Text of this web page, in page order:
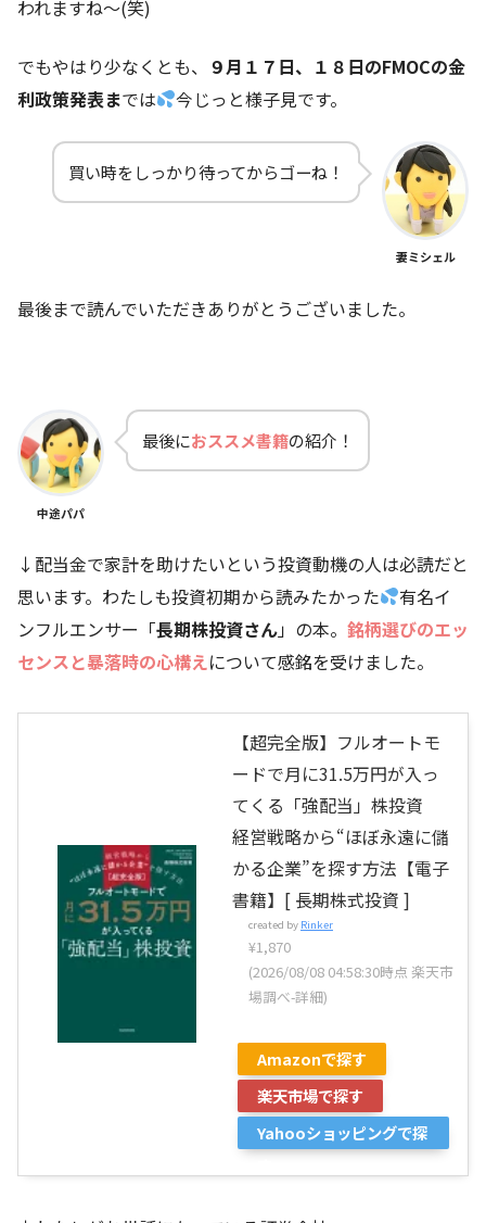
われますね～(笑)
でもやはり少なくとも、 ９月１７日、１８日のFMOCの金
利政策発表までは 今じっと様子見です。
買い時をしっかり待ってからゴーね！
妻ミシェル
最後まで読んでいただきありがとうございました。
中途パパ
最後におススメ書籍の紹介！
↓配当金で家計を助けたいという投資動機の人は必読だと
思います。わたしも投資初期から読みたかった
有名イ
ンフルエンサー「長期株投資さん」の本。 銘柄選びのエッ
センスと暴落時の心構えについて感銘を受けました。
【超完全版】フルオートモ
ードで月に31.5万円が入っ
てくる「強配当」株投資
経営戦略から“ほぼ永遠に儲
かる企業”を探す方法【電子
書籍】[ 長期株式投資 ]
created by Rinker
¥1,870
(2026/08/08 04:58:30時点 楽天市
場調べ-詳細)
Amazonで探す
楽天市場で探す
Yahooショッピングで探